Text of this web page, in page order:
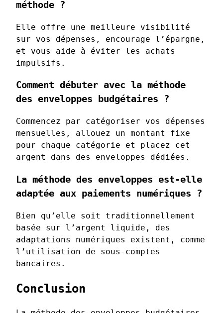
méthode ?
Elle offre une meilleure visibilité
sur vos dépenses, encourage l’épargne,
et vous aide à éviter les achats
impulsifs.
Comment débuter avec la méthode
des enveloppes budgétaires ?
Commencez par catégoriser vos dépenses
mensuelles, allouez un montant fixe
pour chaque catégorie et placez cet
argent dans des enveloppes dédiées.
La méthode des enveloppes est-elle
adaptée aux paiements numériques ?
Bien qu’elle soit traditionnellement
basée sur l’argent liquide, des
adaptations numériques existent, comme
l’utilisation de sous-comptes
bancaires.
Conclusion